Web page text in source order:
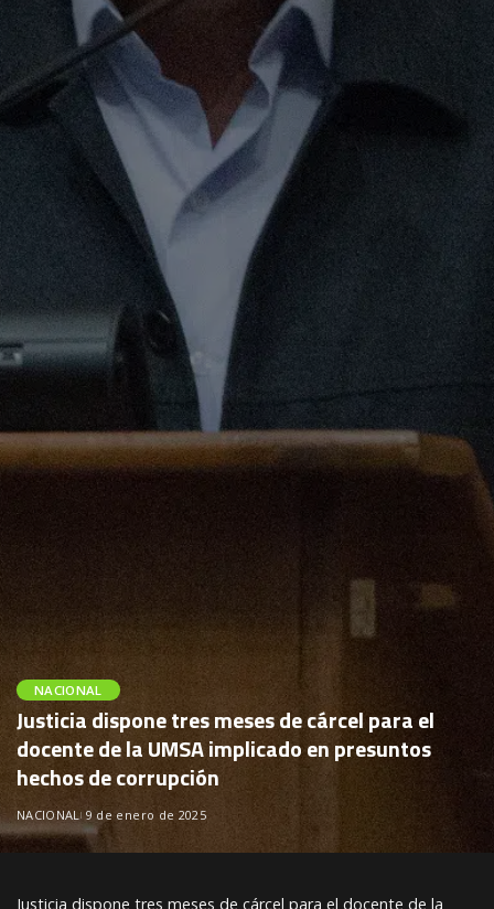
NACIONAL
Justicia dispone tres meses de cárcel para el
docente de la UMSA implicado en presuntos
hechos de corrupción
NACIONAL 9 de enero de 2025
Justicia dispone tres meses de cárcel para el docente de la